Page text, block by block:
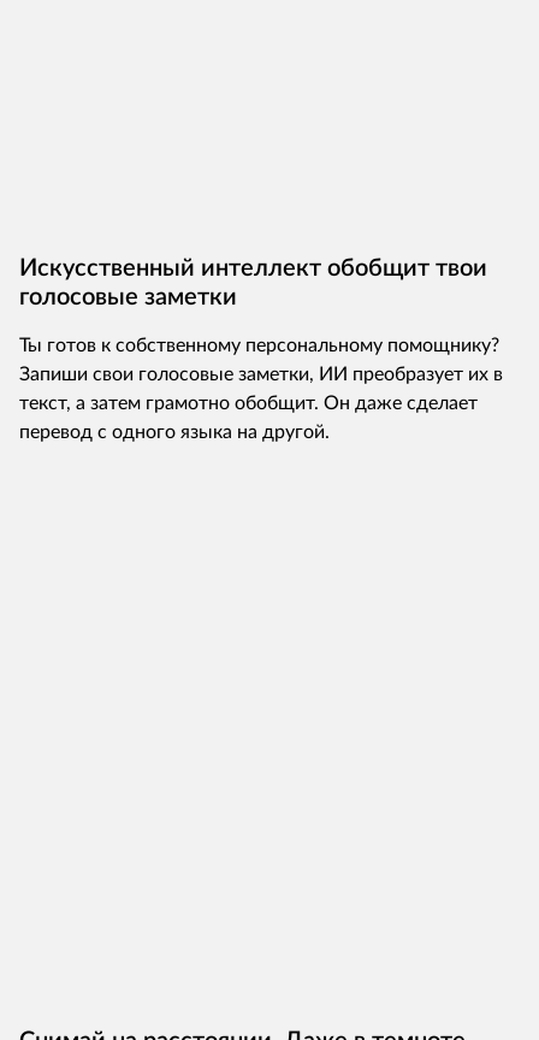
Искусственный интеллект обобщит твои
голосовые заметки
Ты готов к собственному персональному помощнику?
Запиши свои голосовые заметки, ИИ преобразует их в
текст, а затем грамотно обобщит. Он даже сделает
перевод с одного языка на другой.